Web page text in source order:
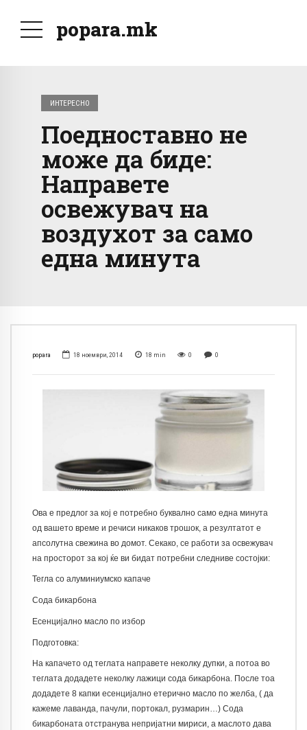
popara.mk
ИНТЕРЕСНО
Поедноставно не
може да биде:
Направете
освежувач на
воздухот за само
една минута
popara 18 ноември, 2014 18 min 0 0
Ова е предлог за кој е потребно буквално само една минута
од вашето време и речиси никаков трошок, а резултатот е
апсолутна свежина во домот. Секако, се работи за освежувач
на просторот за кој ќе ви бидат потребни следниве состојки:
Тегла со алуминиумско капаче
Сода бикарбона
Есенцијално масло по избор
Подготовка:
На капачето од теглата направете неколку дупки, а потоа во
теглата додадете неколку лажици сода бикарбона. После тоа
додадете 8 капки есенцијално етерично масло по желба, ( да
кажеме лаванда, пачули, портокал, рузмарин…) Сода
бикарбоната отстранува непријатни мириси, а маслото дава